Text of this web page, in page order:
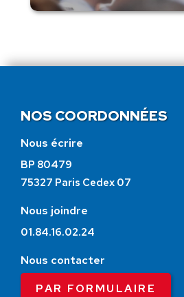
NOS COORDONNÉES
Nous écrire
BP 80479
75327 Paris Cedex 07
Nous joindre
01.84.16.02.24
Nous contacter
PAR FORMULAIRE